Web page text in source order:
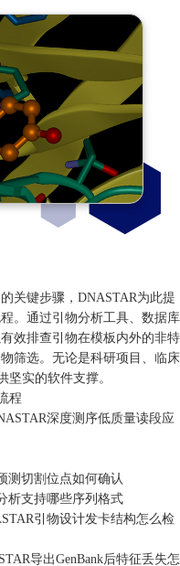
键步骤，DNASTAR为此提
。通过引物分析工具、数据库
效排查引物在模板内外的非特
筛选。无论是科研项目、临床
坚实的软件支撑。
程
深度测序低质量读段应
测切割位点如何确认
析支持哪些序列格式
引物设计发卡结构怎么检
导出GenBank后特征丢失怎